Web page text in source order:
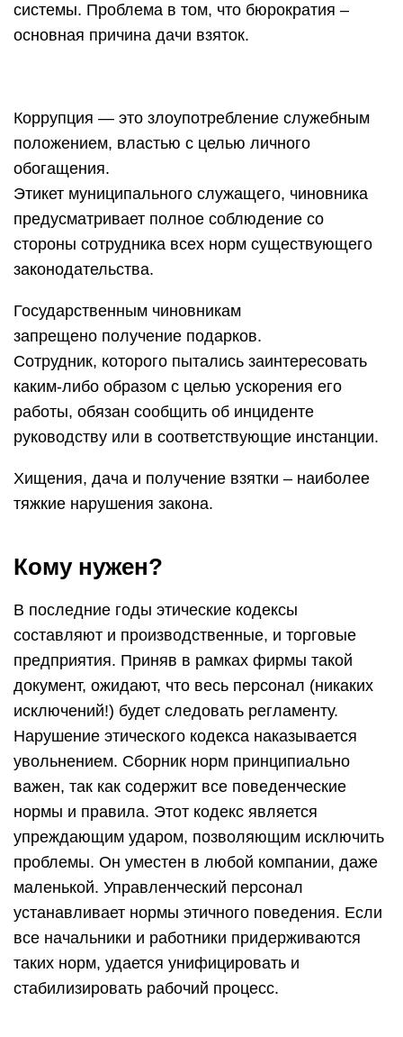
системы. Проблема в том, что бюрократия –
основная причина дачи взяток.
Коррупция — это злоупотребление служебным
положением, властью с целью личного
обогащения.
Этикет муниципального служащего, чиновника
предусматривает полное соблюдение со
стороны сотрудника всех норм существующего
законодательства.
Государственным чиновникам
запрещено получение подарков.
Сотрудник, которого пытались заинтересовать
каким-либо образом с целью ускорения его
работы, обязан сообщить об инциденте
руководству или в соответствующие инстанции.
Хищения, дача и получение взятки – наиболее
тяжкие нарушения закона.
Кому нужен?
В последние годы этические кодексы
составляют и производственные, и торговые
предприятия. Приняв в рамках фирмы такой
документ, ожидают, что весь персонал (никаких
исключений!) будет следовать регламенту.
Нарушение этического кодекса наказывается
увольнением. Сборник норм принципиально
важен, так как содержит все поведенческие
нормы и правила. Этот кодекс является
упреждающим ударом, позволяющим исключить
проблемы. Он уместен в любой компании, даже
маленькой. Управленческий персонал
устанавливает нормы этичного поведения. Если
все начальники и работники придерживаются
таких норм, удается унифицировать и
стабилизировать рабочий процесс.